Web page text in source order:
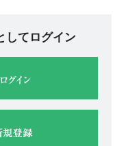
してログイン